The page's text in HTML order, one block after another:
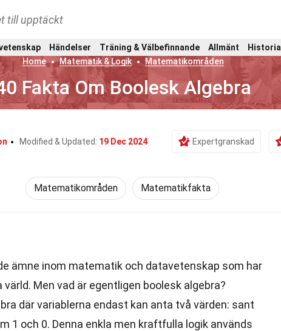
till upptäckt
Händelser Träning & Välbefinnande Allmänt Historia
Home
Matematik & Logik Matematikområden
Fakta Om Boolesk Algebra
Modified & Updated: 19 Dec 2024 Expertgranskad
Matematikområden Matematikfakta
ämne inom matematik och datavetenskap som har
Men vad är egentligen boolesk algebra?
där variablerna endast kan anta två värden: sant
1 och 0. Denna enkla men kraftfulla logik används